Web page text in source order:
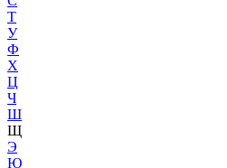
Т
У
Ф
Х
Ц
Ч
Ш
Щ
Э
Ю